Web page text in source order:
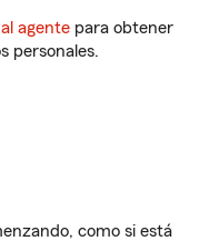
agente para obtener
personales.
como si está